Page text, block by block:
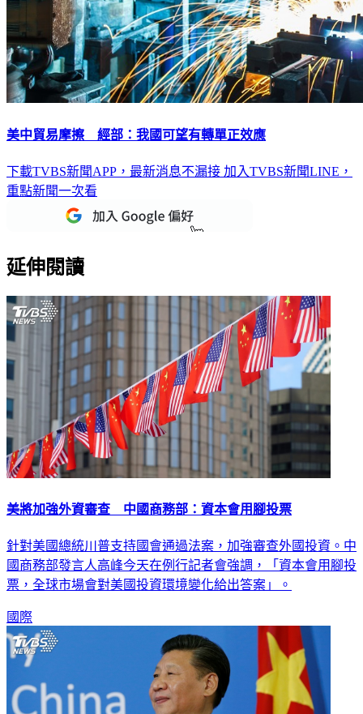
美中貿易摩擦 經部：我國可望有轉單正效應
下載TVBS新聞APP，最新消息不漏接 加入TVBS新聞LINE，
重點新聞一次看
延伸閱讀
美將加強外資審查 中國商務部：資本會用腳投票
針對美國總統川普支持國會通過法案，加強審查外國投資。中
國商務部發言人高峰今天在例行記者會強調，「資本會用腳投
票，全球市場會對美國投資環境變化給出答案」。
國際